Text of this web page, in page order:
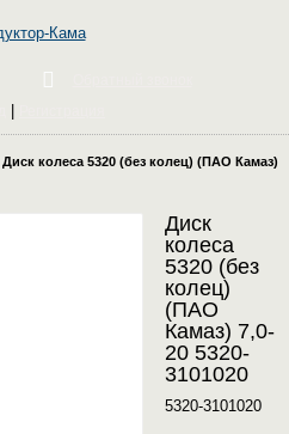
Диск колеса 5320 (без колец) (ПАО Камаз)
Диск
колеса
5320 (без
колец)
(ПАО
Камаз) 7,0-
20 5320-
3101020
5320-3101020